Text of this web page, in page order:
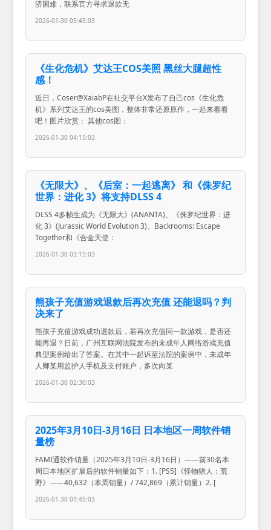
济困难，联系官方寻求退款无
2026-01-30 05:45:03
《生化危机》艾达王COS美照 黑丝大腿超性
感！
近日，Coser@XaiabP在社交平台X发布了自己cos《生化危
机》系列艾达王的cos美图，整体非常还原原作，一起来看看
吧！图片欣赏： 其他cos图：
2026-01-30 04:15:03
《无限大》、《后室：一起逃离》 和《侏罗纪
世界：进化 3》将支持DLSS 4
DLSS 4多帧生成为《无限大》(ANANTA)、《侏罗纪世界：进
化 3》(Jurassic World Evolution 3)、Backrooms: Escape
Together和《合金天使：
2026-01-30 03:15:03
熊孩子充值游戏退款后再次充值 还能退吗？判
决来了
熊孩子充值游戏成功退款后，若再次充值同一款游戏，是否还
能再退？日前，广州互联网法院发布的未成年人网络游戏充值
典型案例给出了答案。在其中一起诉至法院的案例中，未成年
人卿某用监护人手机及支付账户，多次向某
2026-01-30 02:30:03
2025年3月10日-3月16日 日本地区一周软件销
量榜
FAMI通软件销量（2025年3月10日-3月16日）——前30名本
周日本地区扩展后的软件销量如下：1. [PS5]《怪物猎人：荒
野》——40,632（本周销量）/ 742,869（累计销量）2. [
2026-01-30 01:45:03